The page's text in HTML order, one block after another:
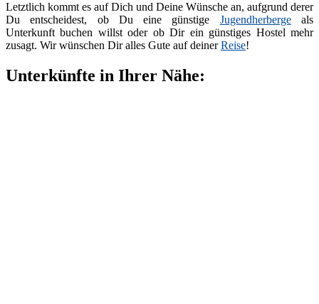
Letztlich kommt es auf Dich und Deine Wünsche an, aufgrund derer
Du entscheidest, ob Du eine günstige Jugendherbergeals
Unterkunft buchen willst oder ob Dir ein günstiges Hostel mehr
zusagt. Wir wünschen Dir alles Gute auf deinerReise!
Unterkünfte in Ihrer Nähe: